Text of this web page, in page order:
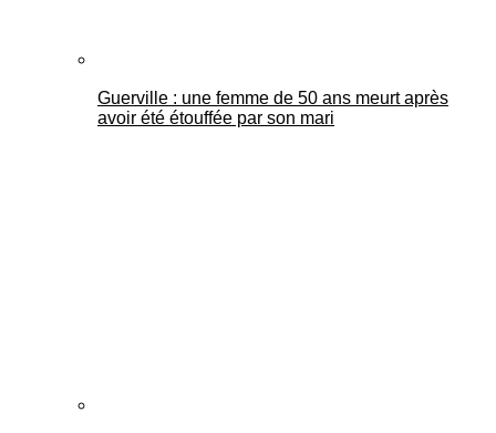
Guerville : une femme de 50 ans meurt après
avoir été étouffée par son mari